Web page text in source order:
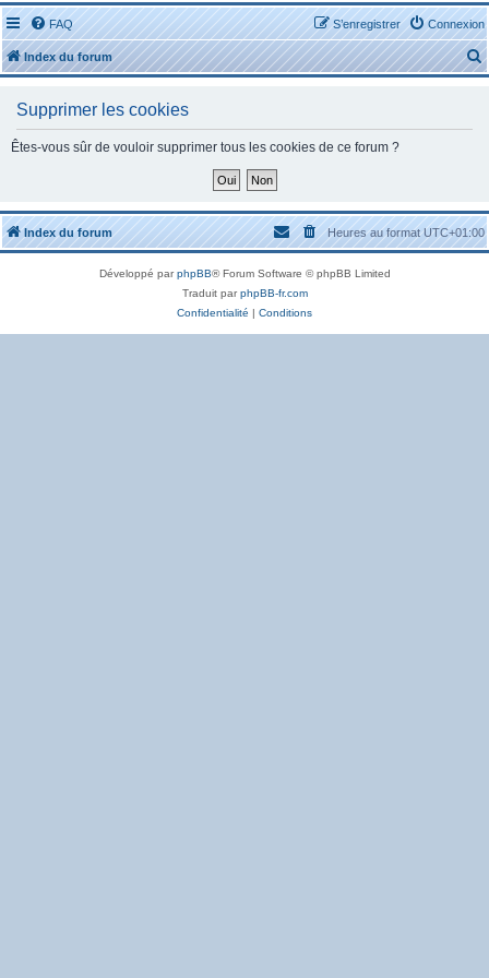
FAQ Connexion
S’enregistrer
Index du forum
e
c
h
Supprimer les cookies
Êtes-vous sûr de vouloir supprimer tous les cookies de ce forum ?
Index du forum Heures au formatUTC+01:00
Développé parphpBB® Forum Software © phpBB Limited
Traduit parphpBB-fr.com
Confidentialité | Conditions